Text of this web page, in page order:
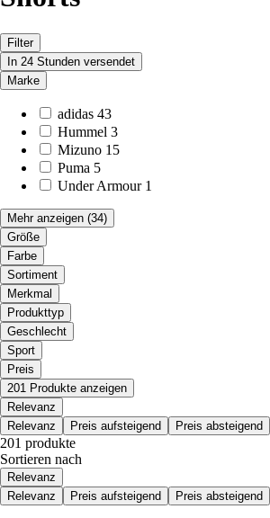
Filter
In 24 Stunden versendet
Marke
adidas 43
Hummel 3
Mizuno 15
Puma 5
Under Armour 1
Mehr anzeigen (34)
Größe
Farbe
Sortiment
Merkmal
Produkttyp
Geschlecht
Sport
Preis
201 Produkte anzeigen
Relevanz
Relevanz
Preis aufsteigend Preis absteigend
201 produkte
Sortieren nach
Relevanz
Relevanz
Preis aufsteigend Preis absteigend